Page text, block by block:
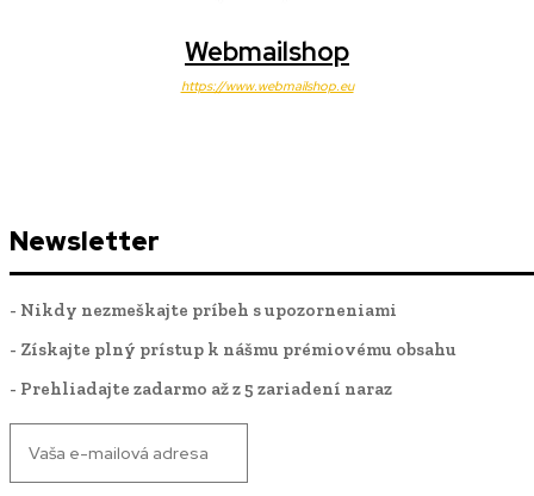
Webmailshop
https://www.webmailshop.eu
Newsletter
- Nikdy nezmeškajte príbeh s upozorneniami
- Získajte plný prístup k nášmu prémiovému obsahu
- Prehliadajte zadarmo až z 5 zariadení naraz